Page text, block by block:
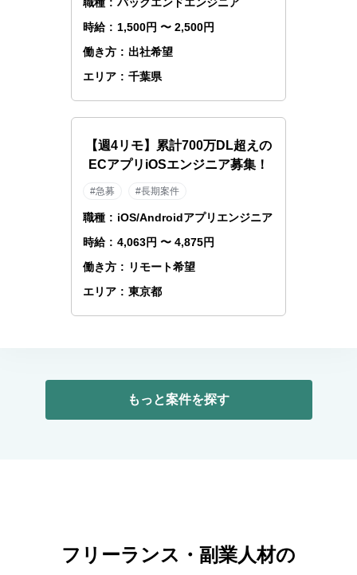
職種 : バックエンドエンジニア
時給 : 1,500円 〜 2,500円
働き方 : 出社希望
エリア : 千葉県
【週4リモ】累計700万DL超えの
ECアプリiOSエンジニア募集！
#急募 #長期案件
職種 : iOS/Androidアプリエンジニア
時給 : 4,063円 〜 4,875円
働き方 : リモート希望
エリア : 東京都
もっと案件を探す
フリーランス・副業人材の